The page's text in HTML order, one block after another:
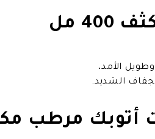
مل
الأمد،
الشديد.
مرطب مكثف